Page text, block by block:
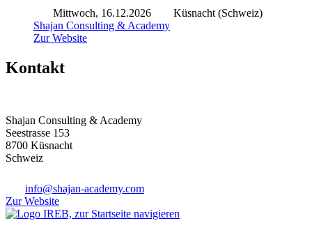
Mittwoch, 16.12.2026
Küsnacht (Schweiz)
Shajan Consulting & Academy
Zur Website
Kontakt
Shajan Consulting & Academy
Seestrasse 153
8700 Küsnacht
Schweiz
info@shajan-academy.com
Zur Website